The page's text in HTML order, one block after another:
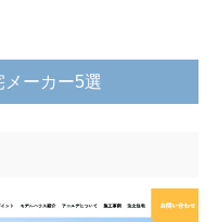
メーカー5選